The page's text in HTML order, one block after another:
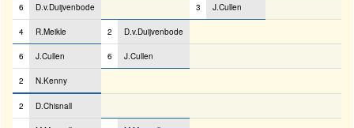
6 D.v.Duijvenbode 3 J.Cullen
4 R.Meikle 2 D.v.Duijvenbode
6 J.Cullen 6 J.Cullen
2 N.Kenny
2 D.Chisnall